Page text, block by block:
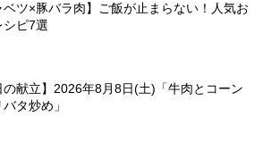
ベツ×豚バラ肉】ご飯が止まらない！人気お
シピ7選
の献立】2026年8月8日(土)「牛肉とコーン
タ炒め」